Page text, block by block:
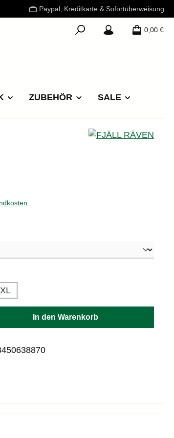
Paypal, Kreditkarte & Sofortüberweisung
0,00 €
ZUBEHÖR SALE
XL
In den Warenkorb